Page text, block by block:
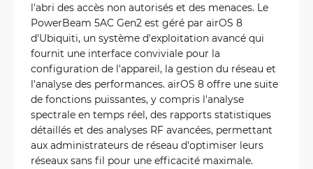
l'abri des accès non autorisés et des menaces. Le
PowerBeam 5AC Gen2 est géré par airOS 8
d'Ubiquiti, un système d'exploitation avancé qui
fournit une interface conviviale pour la
configuration de l'appareil, la gestion du réseau et
l'analyse des performances. airOS 8 offre une suite
de fonctions puissantes, y compris l'analyse
spectrale en temps réel, des rapports statistiques
détaillés et des analyses RF avancées, permettant
aux administrateurs de réseau d'optimiser leurs
réseaux sans fil pour une efficacité maximale.